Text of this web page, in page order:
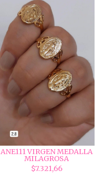
ANE111 VIRGEN MEDALLA
MILAGROSA
$7.321,66